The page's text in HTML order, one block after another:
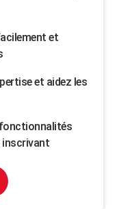
et
et aidez les
inscrivant